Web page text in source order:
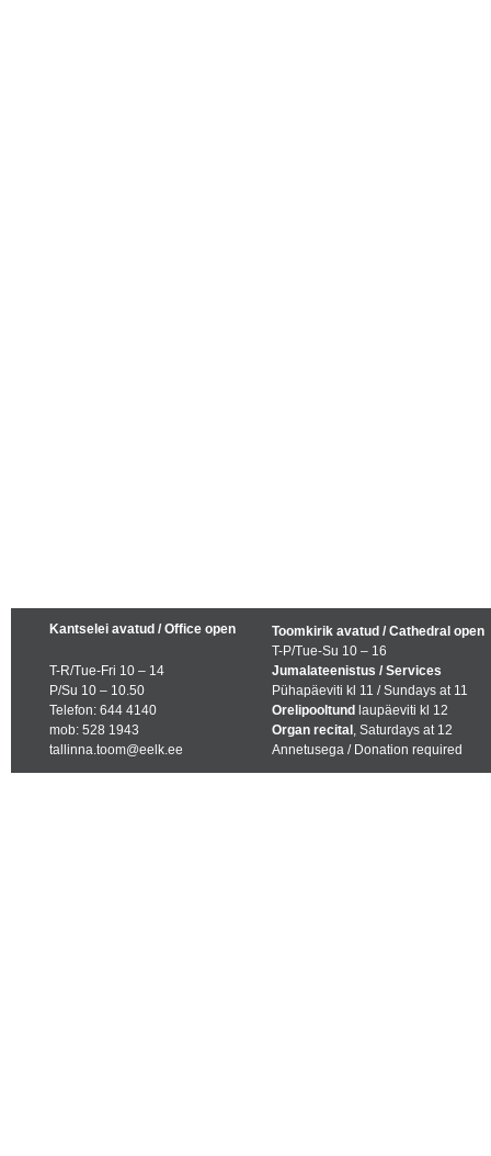
Kantselei avatud / Office open
T-R/Tue-Fri 10 – 14
P/Su 10 – 10.50
Telefon: 644 4140
mob: 528 1943
tallinna.toom@eelk.ee
Toomkirik avatud / Cathedral open
T-P/Tue-Su 10 – 16
Jumalateenistus / Services
Pühapäeviti kl 11 / Sundays at 11
Orelipooltund laupäeviti kl 12
Organ recital , Saturdays at 12
Annetusega / Donation required